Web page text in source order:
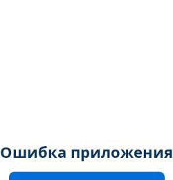
Ошибка приложения